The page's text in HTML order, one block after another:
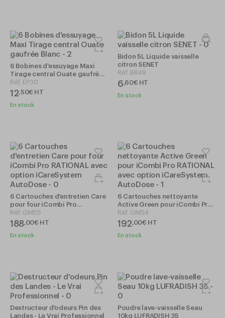
6 Bobines d'essuyage Maxi
Tirage central Ouate gaufrée
Blanc
Réf. EP30
12,50€ HT
En stock
Bidon 5L Liquide vaisselle
citron SENET
Réf. BR49
6,60€ HT
En stock
6 Cartouches d'entretien Care
pour four iCombi Pro
RATIONAL avec option
iCareSystem AutoDose
Réf. GM55
188,00€ HT
En stock
6 Cartouches nettoyante
Active Green pour iCombi Pro
RATIONAL avec option
iCareSystem AutoDose
Réf. GM54
192,00€ HT
En stock
Destructeur d'odeurs Pin des
Landes - Le Vrai Professionnel
Poudre lave-vaisselle Seau
10kg LUFRADISH 35